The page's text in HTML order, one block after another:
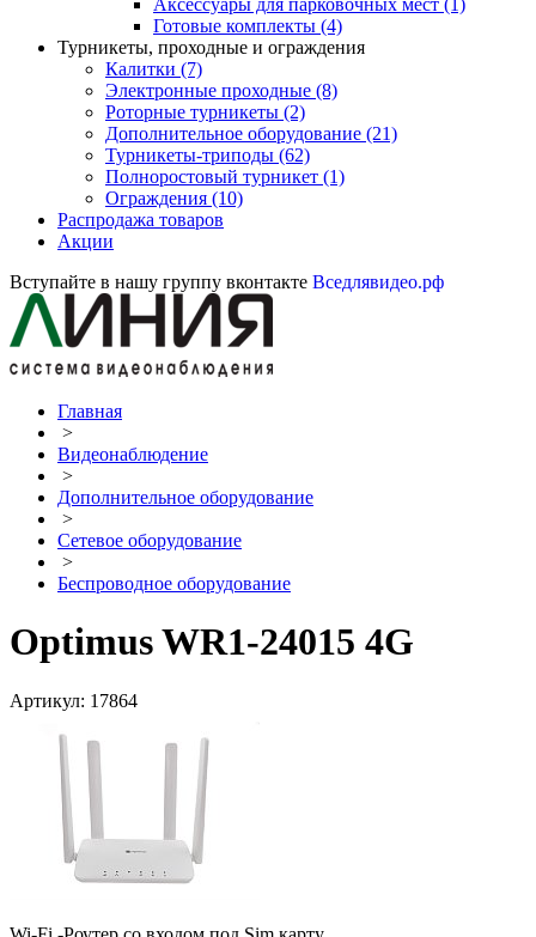
Аксессуары для парковочных мест (1)
Готовые комплекты (4)
Турникеты, проходные и ограждения
Калитки (7)
Электронные проходные (8)
Роторные турникеты (2)
Дополнительное оборудование (21)
Турникеты-триподы (62)
Полноростовый турникет (1)
Ограждения (10)
Распродажа товаров
Акции
Вступайте в нашу группу вконтакте Вседлявидео.рф
Главная
>
Видеонаблюдение
>
Дополнительное оборудование
>
Сетевое оборудование
>
Беспроводное оборудование
Optimus WR1-24015 4G
Артикул: 17864